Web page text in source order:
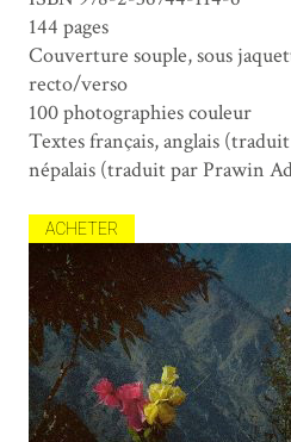
144 pages
Couverture souple, sous
recto/verso
100 photographies couleur
Textes français, anglais
népalais (traduit par Prawin
ACHETER